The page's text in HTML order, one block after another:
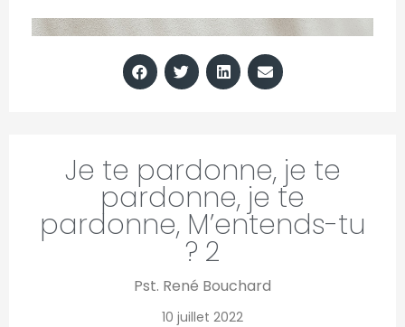
Je te pardonne, je te
pardonne, je te
pardonne, M’entends-tu
? 2
Pst. René Bouchard
10 juillet 2022